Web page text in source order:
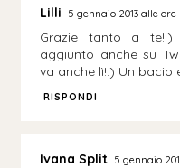
Lilli 5 gennaio 2013 alle ore
Grazie tanto a
aggiunto anche su
va anche lì!:) Un bacio
RISPONDI
Ivana Split 5 gennaio